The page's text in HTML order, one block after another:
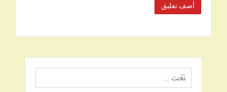
البحث
عن